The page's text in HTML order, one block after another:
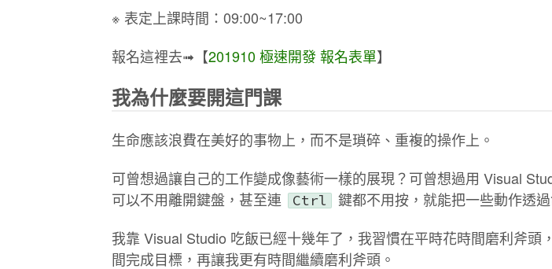
※ 表定上課時間：09:00~17:00
報名這裡去➟【201910 極速開發 報名表單】
我為什麼要開這門課
生命應該浪費在美好的事物上，而不是瑣碎、重複的操作上。
可曾想過讓自己的工作變成像藝術一樣的展現？可曾想過用 Visual
可以不用離開鍵盤，甚至連
Ctrl
鍵都不用按，就能把一些動作透
我靠 Visual Studio 吃飯已經十幾年了，我習慣在平時花時間磨利斧頭
間完成目標，再讓我更有時間繼續磨利斧頭。